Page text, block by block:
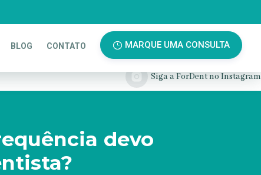
BLOG CONTATO MARQUE UMA CONSULTA
devo